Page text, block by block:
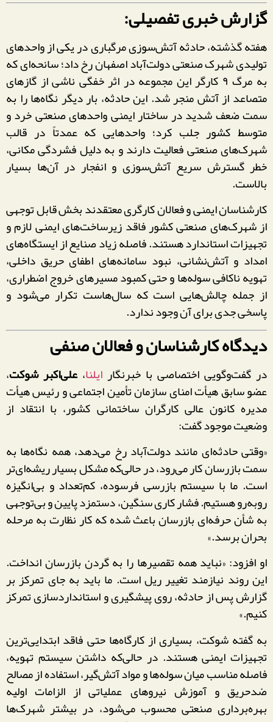
گزارش خبری تفصیلی:
هفته گذشته، حادثه آتش‌سوزی مرگباری در یکی از واحدهای
تولیدی شهرک صنعتی دولت‌آباد اصفهان رخ داد؛ سانحه‌ای که
به مرگ ۹ کارگر این مجموعه در اثر خفگی ناشی از گازهای
متصاعد از آتش منجر شد. این حادثه، بار دیگر نگاه‌ها را به
سمت ضعف شدید در ساختار ایمنی واحدهای صنعتی خرد و
متوسط کشور جلب کرد؛ واحدهایی که عمدتاً در قالب
شهرک‌های صنعتی فعالیت دارند و به دلیل فشردگی مکانی،
خطر گسترش سریع آتش‌سوزی و انفجار در آن‌ها بسیار
بالاست.
کارشناسان ایمنی و فعالان کارگری معتقدند بخش قابل توجهی
از شهرک‌های صنعتی کشور فاقد زیرساخت‌های ایمنی لازم و
تجهیزات استاندارد هستند. فاصله زیاد صنایع از ایستگاه‌های
امداد و آتش‌نشانی، نبود سامانه‌های اطفای حریق داخلی،
تهویه ناکافی سوله‌ها و حتی کمبود مسیرهای خروج اضطراری،
از جمله چالش‌هایی است که سال‌هاست تکرار می‌شود و
پاسخی جدی برای آن وجود ندارد.
دیدگاه کارشناسان و فعالان صنفی
در گفت‌وگویی اختصاصی با خبرنگار ایلنا،علی‌اکبر شوکت،
عضو سابق هیأت امنای سازمان تأمین اجتماعی و رئیس هیأت
مدیره کانون عالی کارگران ساختمانی کشور، با انتقاد از
وضعیت موجود گفت:
«وقتی حادثه‌ای مانند دولت‌آباد رخ می‌دهد، همه نگاه‌ها به
سمت بازرسان کار می‌رود، در حالی‌که مشکل بسیار ریشه‌ای‌تر
است. ما با سیستم بازرسی فرسوده، کم‌تعداد و بی‌انگیزه
روبه‌رو هستیم. فشار کاری سنگین، دستمزد پایین و بی‌توجهی
به شأن حرفه‌ای بازرسان باعث شده که کار نظارت به مرحله
بحران برسد.»
او افزود: «نباید همه تقصیرها را به گردن بازرسان انداخت.
این روند نیازمند تغییر ریل است. ما باید به جای تمرکز بر
گزارش پس از حادثه، روی پیشگیری و استانداردسازی تمرکز
کنیم.»
به گفته شوکت، بسیاری از کارگاه‌ها حتی فاقد ابتدایی‌ترین
تجهیزات ایمنی هستند. در حالی‌که داشتن سیستم تهویه،
فاصله مناسب میان سوله‌ها و مواد آتش‌گیر، استفاده از مصالح
ضدحریق و آموزش نیروهای عملیاتی از الزامات اولیه
بهره‌برداری صنعتی محسوب می‌شود، در بیشتر شهرک‌ها